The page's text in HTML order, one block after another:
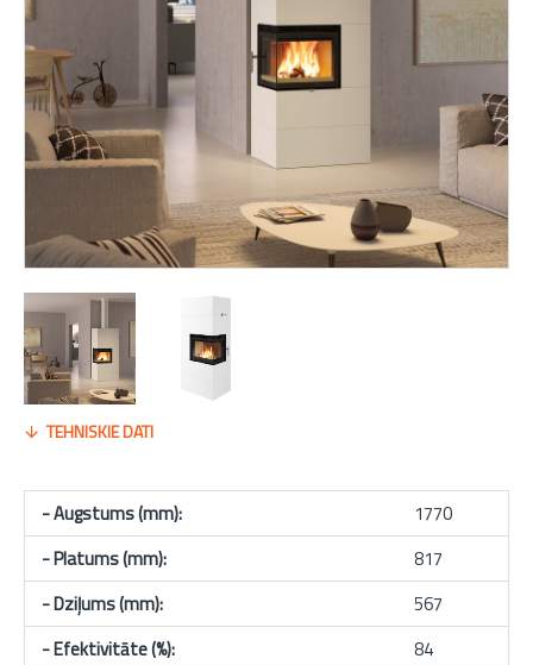
TEHNISKIE DATI
- Augstums (mm):
1770
- Platums (mm):
817
- Dziļums (mm):
567
- Efektivitāte (%):
84